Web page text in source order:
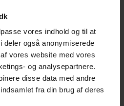
vores indhold og til at
også anonymiserede
vores website med vores
og analysepartnere.
disse data med andre
fra din brug af deres